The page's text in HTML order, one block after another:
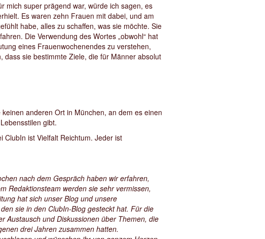
mich super prägend war, würde ich sagen, es
Es waren zehn Frauen mit dabei, und am
habe, alles zu schaffen, was sie möchte. Sie
Die Verwendung des Wortes „obwohl“ hat
eines Frauenwochenendes zu verstehen,
sie bestimmte Ziele, die für Männer absolut
anderen Ort in München, an dem es einen
gibt.
ClubIn ist Vielfalt Reichtum. Jeder ist
nach dem Gespräch haben wir erfahren,
Redaktionsteam werden sie sehr vermissen,
hat sich unser Blog und unsere
sie in den ClubIn-Blog gesteckt hat. Für die
Austausch und Diskussionen über Themen, die
drei Jahren zusammen hatten.